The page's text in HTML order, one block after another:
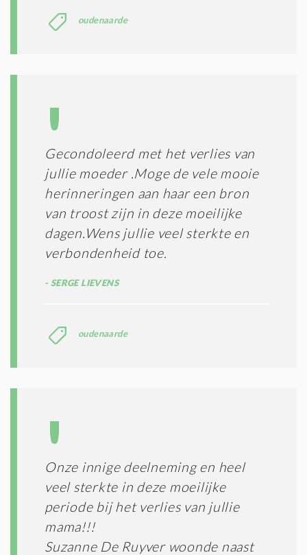
oudenaarde
Gecondoleerd met het verlies van
jullie moeder .Moge de vele mooie
herinneringen aan haar een bron
van troost zijn in deze moeilijke
dagen.Wens jullie veel sterkte en
verbondenheid toe.
SERGE LIEVENS
oudenaarde
Onze innige deelneming en heel
veel sterkte in deze moeilijke
periode bij het verlies van jullie
mama!!!
Suzanne De Ruyver woonde naast